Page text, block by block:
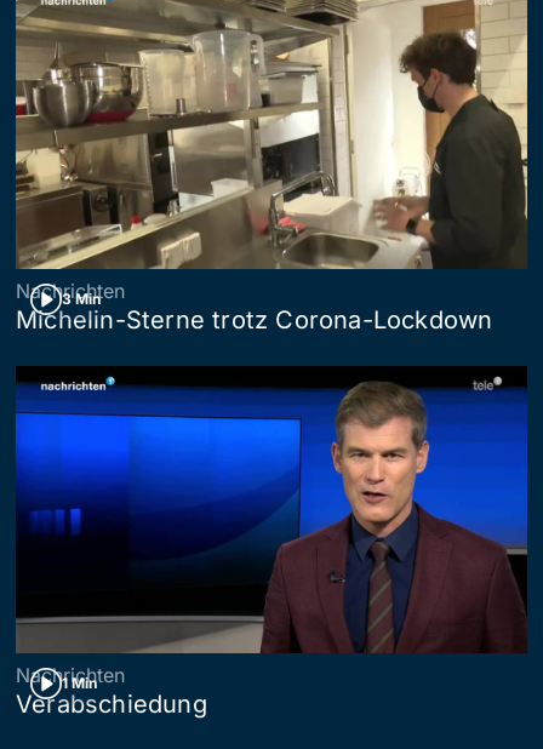
3 Min
Nachrichten
Michelin-Sterne trotz Corona-Lockdown
1 Min
Nachrichten
Verabschiedung